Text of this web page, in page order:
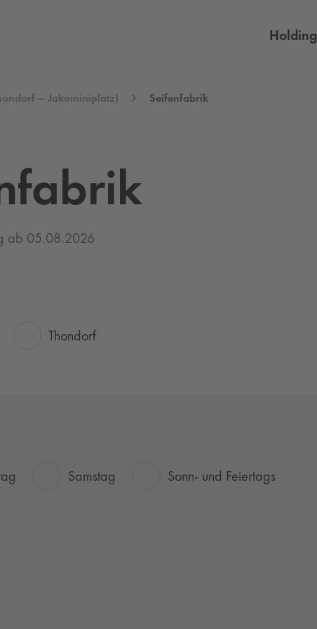
Holding
– Jakominiplatz) Seifenfabrik
ab 05.08.2026
Thondorf
Samstag Sonn- und Feiertags